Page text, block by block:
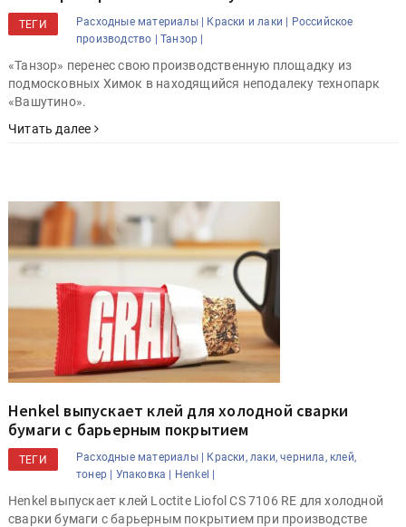
ТЕГИ Расходные материалы | Краски и лаки |
Российское
производство |
Танзор |
«Танзор» перенес свою производственную площадку из
подмосковных Химок в находящийся неподалеку технопарк
«Вашутино».
Читать далее
Henkel выпускает клей для холодной сварки
бумаги с барьерным покрытием
ТЕГИ Расходные материалы | Краски, лаки, чернила, клей,
тонер | Упаковка | Henkel |
Henkel выпускает клей Loctite Liofol CS 7106 RE для холодной
сварки бумаги с барьерным покрытием при производстве